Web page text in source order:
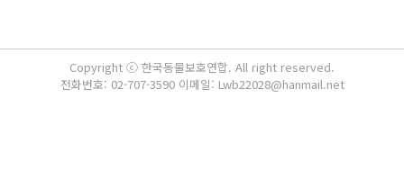
Copyright ⓒ 한국동물보호연합. All right reserved.
전화번호: 02-707-3590 이메일: Lwb22028@hanmail.net